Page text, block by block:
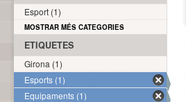
Esport (1)
MOSTRAR MÉS CATEGORIES
ETIQUETES
Girona (1)
Esports (1)
Equipaments (1)